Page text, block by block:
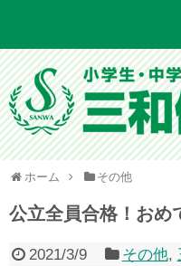
ホーム その他
公立全員合格！おめ
2021/3/9 その他,